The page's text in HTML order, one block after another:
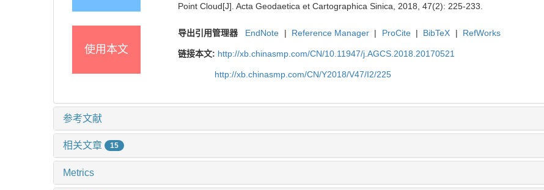
Point Cloud[J]. Acta Geodaetica et Cartographica Sinica, 2018, 47(2): 225-233.
使用本文
导出引用管理器 EndNote | Reference Manager | ProCite | BibTeX | RefWorks
链接本文: http://xb.chinasmp.com/CN/10.11947/j.AGCS.2018.20170521
http://xb.chinasmp.com/CN/Y2018/V47/I2/225
参考文献
相关文章 15
Metrics